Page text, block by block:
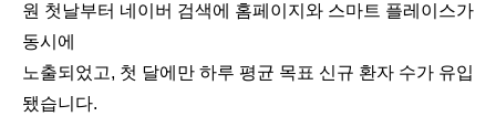
원 첫날부터 네이버 검색에 홈페이지와 스마트 플레이스가
동시에
노출되었고, 첫 달에만 하루 평균 목표 신규 환자 수가 유입
됐습니다.